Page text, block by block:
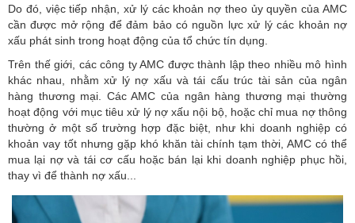
Do đó, việc tiếp nhận, xử lý các khoản nợ theo ủy quyền của AMC
cần được mở rộng để đảm bảo có nguồn lực xử lý các khoản nợ
xấu phát sinh trong hoạt động của tổ chức tín dụng.
Trên thế giới, các công ty AMC được thành lập theo nhiều mô hình
khác nhau, nhằm xử lý nợ xấu và tái cấu trúc tài sản của ngân
hàng thương mại. Các AMC của ngân hàng thương mại thường
hoạt động với mục tiêu xử lý nợ xấu nội bộ, hoặc chỉ mua nợ thông
thường ở một số trường hợp đặc biệt, như khi doanh nghiệp có
khoản vay tốt nhưng gặp khó khăn tài chính tạm thời, AMC có thể
mua lại nợ và tái cơ cấu hoặc bán lại khi doanh nghiệp phục hồi,
thay vì để thành nợ xấu...